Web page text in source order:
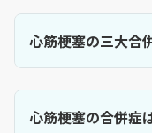
心筋梗塞の三大合
心筋梗塞の合併症